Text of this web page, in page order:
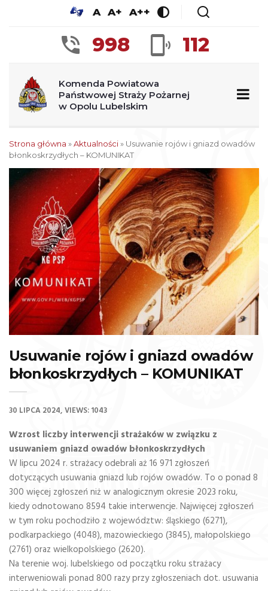
A A+ A++
998 112
Komenda Powiatowa
Państwowej Straży Pożarnej
w Opolu Lubelskim
Strona główna »Aktualności» Usuwanie rojów i gniazd owadów
błonkoskrzydłych – KOMUNIKAT
Usuwanie rojów i gniazd owadów
błonkoskrzydłych – KOMUNIKAT
30 LIPCA 2024 VIEWS: 1043
Wzrost liczby interwencji strażaków w związku z
usuwaniem gniazd owadów błonkoskrzydłych
W lipcu 2024 r. strażacy odebrali aż 16 971 zgłoszeń
dotyczących usuwania gniazd lub rojów owadów. To o ponad 8
300 więcej zgłoszeń niż w analogicznym okresie 2023 roku,
kiedy odnotowano 8594 takie interwencje. Najwięcej zgłoszeń
w tym roku pochodziło z województw: śląskiego (6271),
podkarpackiego (4048), mazowieckiego (3845), małopolskiego
(2761) oraz wielkopolskiego (2620).
Na terenie woj. lubelskiego od początku roku strażacy
interweniowali ponad 800 razy przy zgłoszeniach dot. usuwania